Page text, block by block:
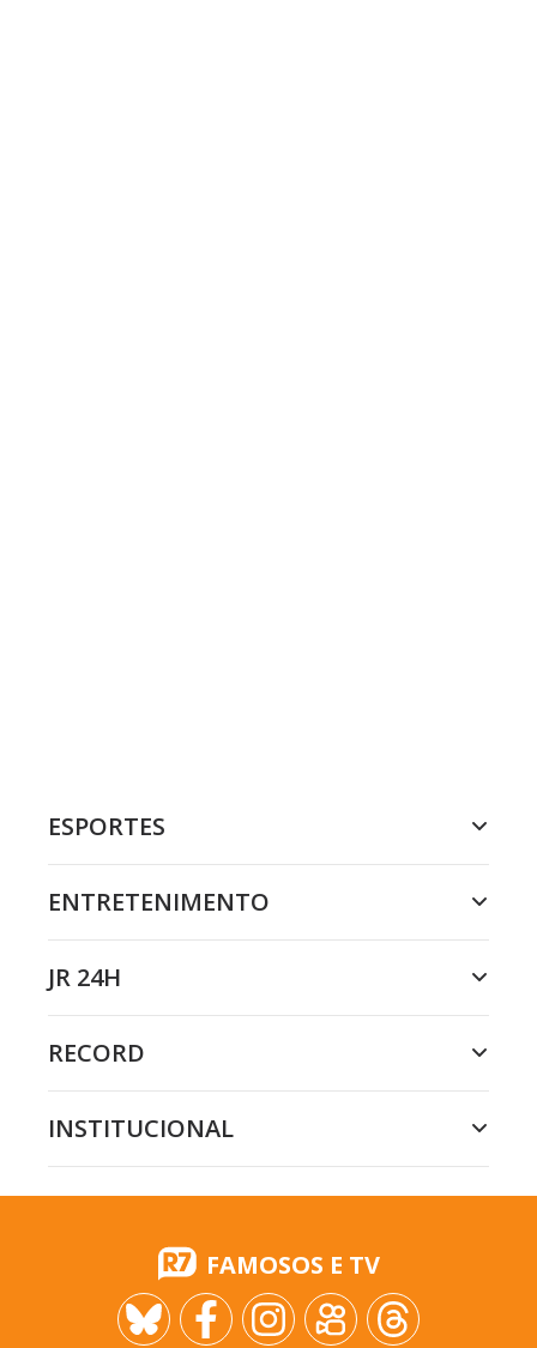
ESPORTES
ENTRETENIMENTO
JR 24H
RECORD
INSTITUCIONAL
FAMOSOS E TV